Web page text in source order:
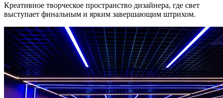
Креативное творческое пространство дизайнера, где свет
выступает финальным и ярким завершающим штрихом.